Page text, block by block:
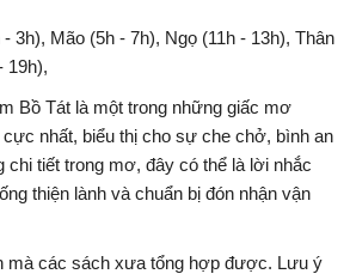
3h), Mão (5h - 7h), Ngọ (11h - 13h), Thân
19h),
Bồ Tát là một trong những giấc mơ
nhất, biểu thị cho sự che chở, bình an
chi tiết trong mơ, đây có thể là lời nhắc
thiện lành và chuẩn bị đón nhận vận
mà các sách xưa tổng hợp được. Lưu ý